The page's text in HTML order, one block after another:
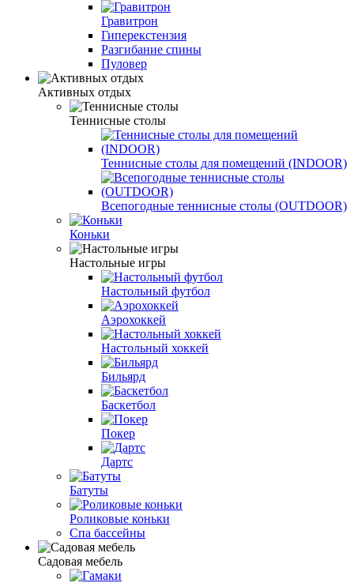
Гравитрон
Гиперекстензия
Разгибание спины
Пуловер
Активных отдых
Теннисные столы
Теннисные столы для помещений (INDOOR)
Всепогодные теннисные столы (OUTDOOR)
Коньки
Настольные игры
Настольный футбол
Аэрохоккей
Настольный хоккей
Бильярд
Баскетбол
Покер
Дартс
Батуты
Роликовые коньки
Спа бассейны
Садовая мебель